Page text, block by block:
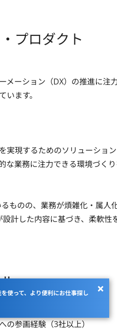
使って、より便利にお仕事探し
プロダクト
メーション（DX）の推進に
ます。
実現するためのソリューショ
な業務に注力できる環境づくり
ものの、業務が煩雑化・属
計した内容に基づき、柔軟
年以上）
の参画経験（3社以上）